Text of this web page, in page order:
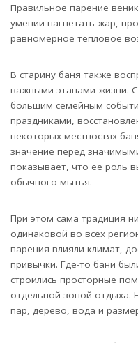
Правильное парение
умении нагнетать жар,
равномерное тепловое
В старину баня также
важными этапами жизни.
большим семейным
праздниками,
некоторых местностях
значение перед
показывает, что ее роль
обычного мытья.
При этом сама традиция
одинаковой во всех
парения влияли климат,
привычки. Где-то бани
строились просторные
отдельной зоной отдыха.
пар, дерево, вода и